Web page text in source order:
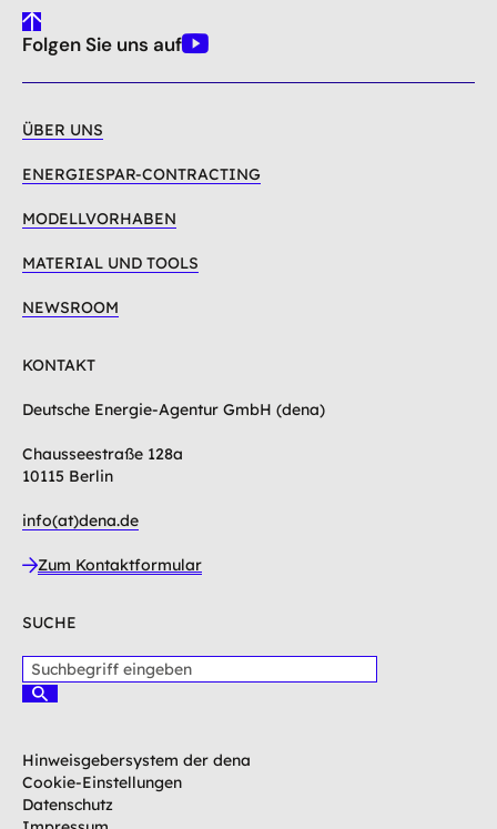
gehe
nach
Folgen Sie uns aufYoutube
ÜBER UNS
ENERGIESPAR-CONTRACTING
MODELLVORHABEN
MATERIAL UND TOOLS
NEWSROOM
KONTAKT
Deutsche Energie-Agentur GmbH (dena)
Chausseestraße 128a
10115 Berlin
info(at)dena.de
Zum Kontaktformular
SUCHE
u
b
e
g
r
S
e
n
Hinweisgebersystem der dena
Cookie-Einstellungen
Datenschutz